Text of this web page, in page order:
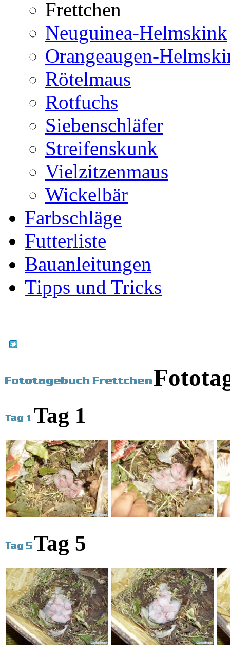
Frettchen
Neuguinea-Helmskink
Orangeaugen-
Rötelmaus
Rotfuchs
Siebenschläfer
Streifenskunk
Vielzitzenmaus
Wickelbär
Farbschläge
Futterliste
Bauanleitungen
Tipps und Tricks
Tag 1
Tag 5